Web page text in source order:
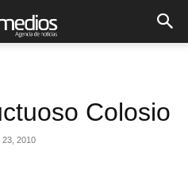
Colosio
23, 2010